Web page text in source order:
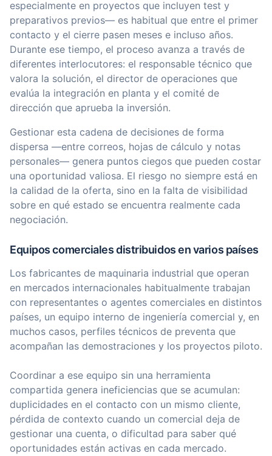
especialmente en proyectos que incluyen test y
preparativos previos— es habitual que entre el primer
contacto y el cierre pasen meses e incluso años.
Durante ese tiempo, el proceso avanza a través de
diferentes interlocutores: el responsable técnico que
valora la solución, el director de operaciones que
evalúa la integración en planta y el comité de
dirección que aprueba la inversión.
Gestionar esta cadena de decisiones de forma
dispersa —entre correos, hojas de cálculo y notas
personales— genera puntos ciegos que pueden costar
una oportunidad valiosa. El riesgo no siempre está en
la calidad de la oferta, sino en la falta de visibilidad
sobre en qué estado se encuentra realmente cada
negociación.
Equipos comerciales distribuidos en varios países
Los fabricantes de maquinaria industrial que operan
en mercados internacionales habitualmente trabajan
con representantes o agentes comerciales en distintos
países, un equipo interno de ingeniería comercial y, en
muchos casos, perfiles técnicos de preventa que
acompañan las demostraciones y los proyectos piloto.
Coordinar a ese equipo sin una herramienta
compartida genera ineficiencias que se acumulan:
duplicidades en el contacto con un mismo cliente,
pérdida de contexto cuando un comercial deja de
gestionar una cuenta, o dificultad para saber qué
oportunidades están activas en cada mercado.